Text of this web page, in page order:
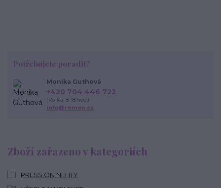
Zboží zařazeno v kategoriích
PRESS ON NEHTY
Potřebujete poradit?
Monika Guthová
+420 704 446 722
(Po-Pá, 8-18 hod.)
info@remon.cz